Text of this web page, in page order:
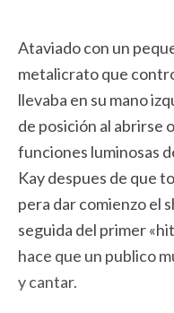
Ataviado con un
metalicrato que
llevaba en su mano
de posición al abrirse
funciones luminosas
Kay despues de que
pera dar comienzo el
seguida del primer
hace que un publico
y cantar.